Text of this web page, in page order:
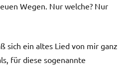
Wegen. Nur welche? Nur
sich ein altes Lied von mir ganz
für diese sogenannte